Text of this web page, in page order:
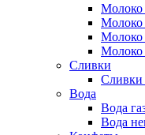
Молоко
Молоко
Молоко
Молоко
Сливки
Вода
Вода
Вода